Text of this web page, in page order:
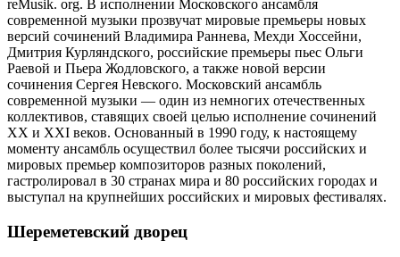
reMusik. org. В исполнении Московского ансамбля
современной музыки прозвучат мировые премьеры новых
версий сочинений Владимира Раннева, Мехди Хоссейни,
Дмитрия Курляндского, российские премьеры пьес Ольги
Раевой и Пьера Жодловского, а также новой версии
сочинения Сергея Невского. Московский ансамбль
современной музыки — один из немногих отечественных
коллективов, ставящих своей целью исполнение сочинений
XX и XXI веков. Основанный в 1990 году, к настоящему
моменту ансамбль осуществил более тысячи российских и
мировых премьер композиторов разных поколений,
гастролировал в 30 странах мира и 80 российских городах и
выступал на крупнейших российских и мировых фестивалях.
Шереметевский дворец